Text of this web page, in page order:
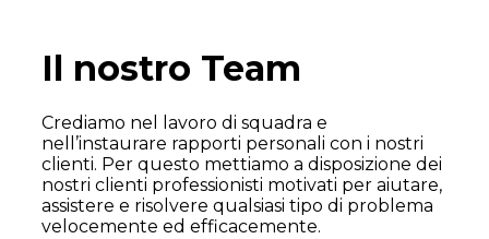
Il nostro Team
Crediamo nel lavoro di squadra e
nell’instaurare rapporti personali con i nostri
clienti. Per questo mettiamo a disposizione dei
nostri clienti professionisti motivati per aiutare,
assistere e risolvere qualsiasi tipo di problema
velocemente ed efficacemente.